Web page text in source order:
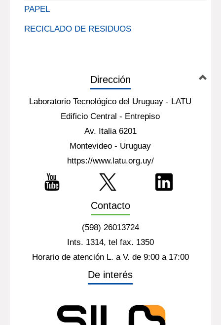
PAPEL
RECICLADO DE RESIDUOS
Dirección
Laboratorio Tecnológico del Uruguay - LATU
Edificio Central - Entrepiso
Av. Italia 6201
Montevideo - Uruguay
https://www.latu.org.uy/
Contacto
(598) 26013724
Ints. 1314, tel fax. 1350
Horario de atención L. a V. de 9:00 a 17:00
De interés